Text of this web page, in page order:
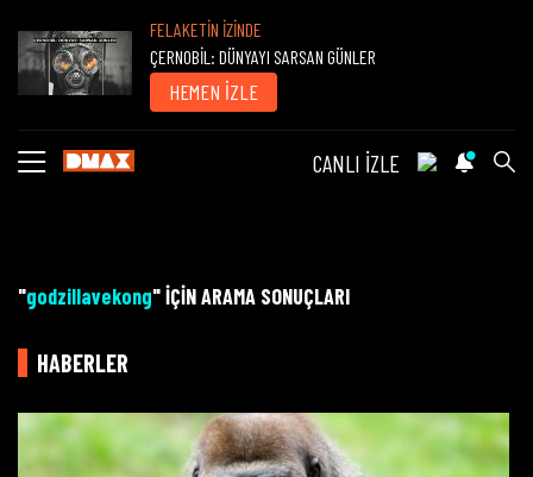
FELAKETİN İZİNDE
ÇERNOBİL: DÜNYAYI SARSAN GÜNLER
HEMEN İZLE
CANLI İZLE
"godzillavekong" İÇİN ARAMA SONUÇLARI
HABERLER